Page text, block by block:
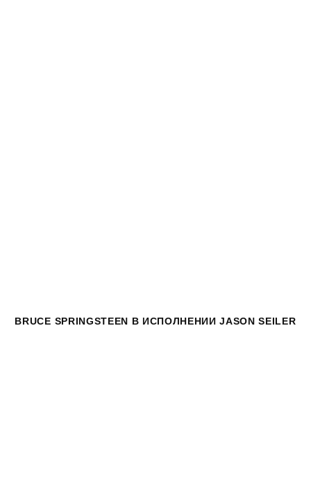
BRUCE SPRINGSTEEN В ИСПОЛНЕНИИ JASON SEILER